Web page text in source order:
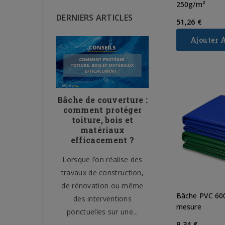
DERNIERS ARTICLES
Bâche de couverture :
comment protéger
toiture, bois et
matériaux
efficacement ?
Lorsque l’on réalise des
travaux de construction,
de rénovation ou même
des interventions
ponctuelles sur une...
Bâche de
– 10
tout
La bâche de
maison.
aux chantiers
250g/m²
51,26 €
Ajouter
Bâche PVC
mesure